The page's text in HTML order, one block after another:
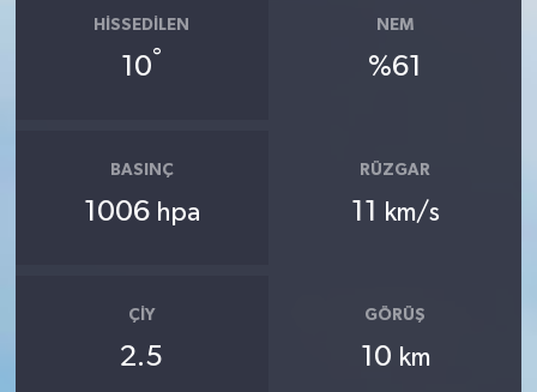
HISSEDILEN
10°
NEM
%61
BASINÇ
1006 hpa
RÜZGAR
11 km/s
ÇIY
2.5
GÖRÜŞ
10 km